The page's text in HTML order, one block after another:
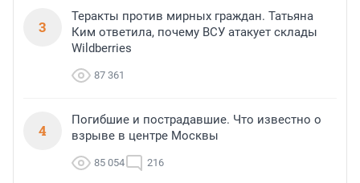
3
Теракты против мирных граждан. Татьяна
Ким ответила, почему ВСУ атакует склады
Wildberries
87 361
4
Погибшие и пострадавшие. Что известно о
взрыве в центре Москвы
85 054 216